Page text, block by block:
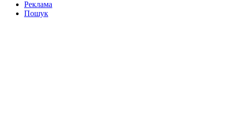
Реклама
Пошук